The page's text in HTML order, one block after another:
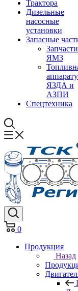
Трактора
Дизельные
насосные
установки
Запасные
Запчасти
ЯМЗ
ЯЗДА и
АЗПИ
Спецтехника
0
Продукция
Назад